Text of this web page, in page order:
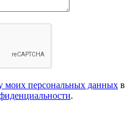
моих персональных данных в
.